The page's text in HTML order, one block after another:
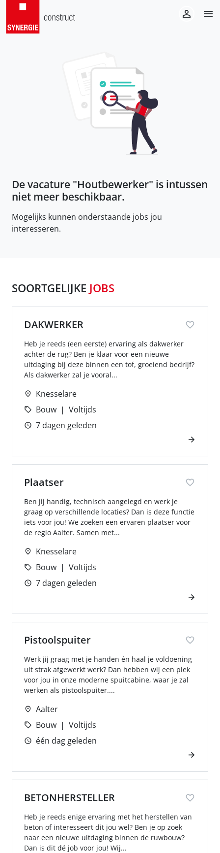
De vacature "Houtbewerker" is intussen
niet meer beschikbaar.
Mogelijks kunnen onderstaande jobs jou
interesseren.
SOORTGELIJKE JOBS
DAKWERKER
Heb je reeds (een eerste) ervaring als dakwerker
achter de rug? Ben je klaar voor een nieuwe
uitdaging bij deze binnen een tof, groeiend bedrijf?
Als dakwerker zal je vooral...
Knesselare
Bouw
Voltijds
7 dagen geleden
Plaatser
Ben jij handig, technisch aangelegd en werk je
graag op verschillende locaties? Dan is deze functie
iets voor jou! We zoeken een ervaren plaatser voor
de regio Aalter. Samen met...
Knesselare
Bouw
Voltijds
7 dagen geleden
Pistoolspuiter
Werk jij graag met je handen én haal je voldoening
uit strak afgewerkt werk? Dan hebben wij een plek
voor jou in onze moderne spuitcabine, waar je zal
werken als pistoolspuiter....
Aalter
Bouw
Voltijds
één dag geleden
BETONHERSTELLER
Heb je reeds enige ervaring met het herstellen van
beton of interesseert dit jou wel? Ben je op zoek
naar een nieuwe uitdaging binnen de ruwbouw?
Dan is dit dé job voor jou! Wij...